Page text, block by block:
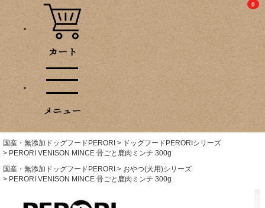
0
国産・無添加ドッグフードPERORI
ドッグフードPERORIシリーズ
PERORI VENISON MINCE 骨ごと鹿肉ミンチ 300g
国産・無添加ドッグフードPERORI
おやつ(犬用)シリーズ
PERORI VENISON MINCE 骨ごと鹿肉ミンチ 300g